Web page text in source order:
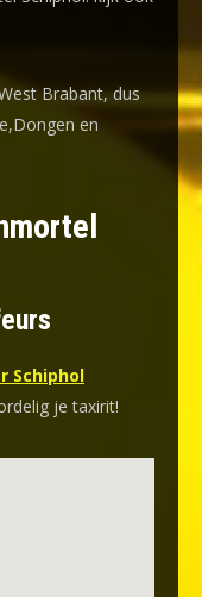
Brabant, dus
en
Schiphol
je taxirit!